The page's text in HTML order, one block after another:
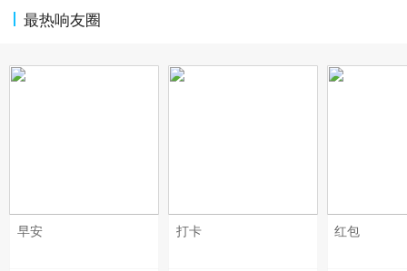
最热响友圈
早安 打卡 红包